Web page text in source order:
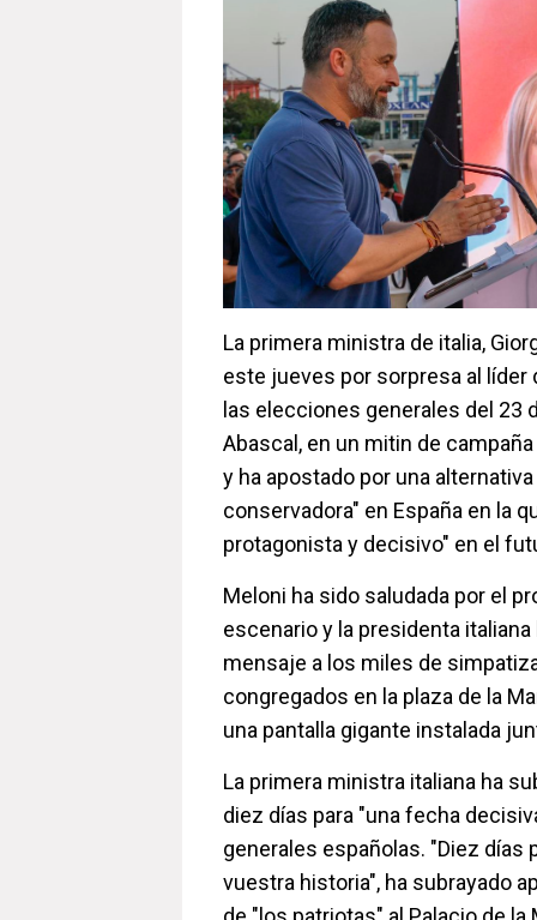
La primera ministra de italia,
este jueves por sorpresa al líder
las elecciones generales del 23
Abascal, en un mitin de
y ha apostado por una
conservadora" en España en la
protagonista y decisivo" en el
Meloni ha sido saludada por el
escenario y la presidenta
mensaje a los miles de
congregados en la plaza de la
una pantalla gigante instalada
La primera ministra italiana ha
diez días para "una fecha
generales españolas. "Diez días
vuestra historia", ha subrayado